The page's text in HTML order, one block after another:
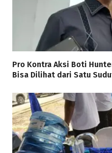
Pro Kontra Aksi Boti
Bisa Dilihat dari Satu